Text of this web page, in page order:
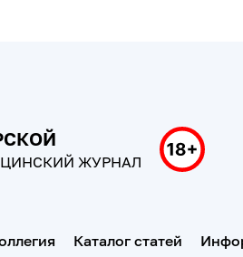
ЖУРНАЛ
Каталог статей